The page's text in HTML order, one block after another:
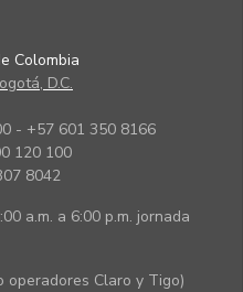
Colombia
D.C.
- +57 601 350 8166
120 100
8042
a.m. a 6:00 p.m. jornada
operadores Claro y Tigo)